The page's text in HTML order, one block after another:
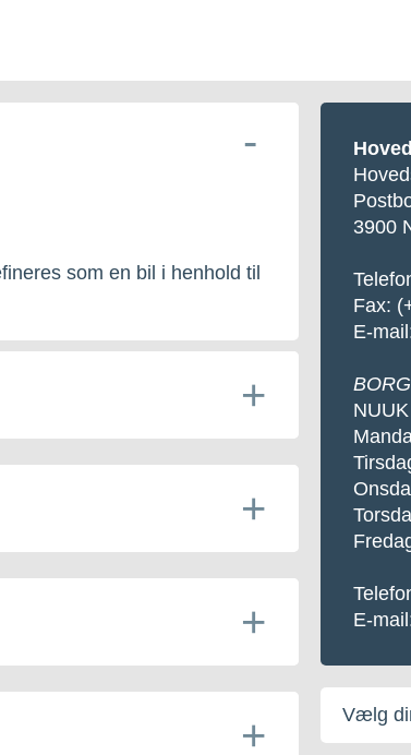
som en bil i henhold til
3900
Fax:
E-
E-
Vælg
din
by/bygd